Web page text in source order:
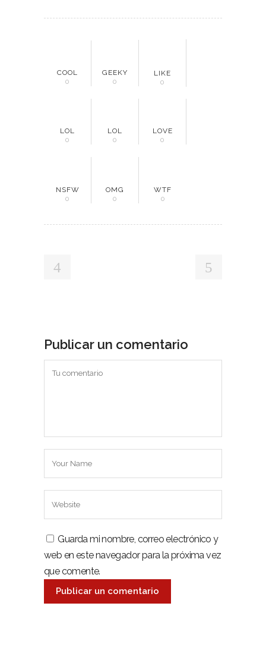
COOL
0
GEEKY
0
LIKE
0
LOL
0
LOL
0
LOVE
0
NSFW
0
OMG
0
WTF
0
Publicar un comentario
Guarda mi nombre, correo electrónico y
web en este navegador para la próxima vez
que comente.